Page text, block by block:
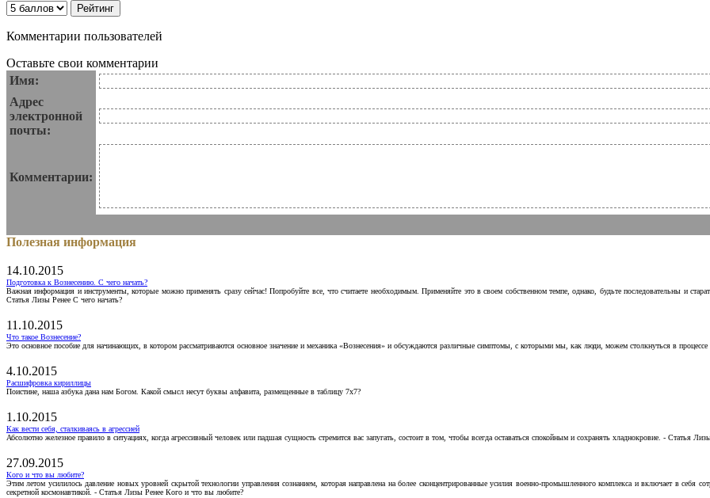
Комментарии пользователей
Оставьте свои комментарии
Имя:
Адрес
электронной
почты:
Комментарии:
Полезная информация
14.10.2015
Подготовка к Вознесению. С чего начать?
Важная информация и инструменты, которые можно применять сразу сейчас! Попробуйте все, что считаете необходимым. Применяйте это в своем собственном темпе, однако, будьте последовательны и
Статья Лизы Ренее С чего начать?
11.10.2015
Что такое Вознесение?
Это основное пособие для начинающих, в котором рассматриваются основное значение и механика «Вознесения» и обсуждаются различные симптомы, с которыми мы, как люди, можем столкнуться в
4.10.2015
Расшифровка кириллицы
Поистине, наша азбука дана нам Богом. Какой смысл несут буквы алфавита, размещенные в таблицу 7х7?
1.10.2015
Как вести себя, сталкиваясь в агрессией
Абсолютно железное правило в ситуациях, когда агрессивный человек или падшая сущность стремится вас запугать, состоит в том, чтобы всегда оставаться спокойным и сохранять хладнокровие. - Статья
27.09.2015
Кого и что вы любите?
Этим летом усилилось давление новых уровней скрытой технологии управления сознанием, которая направлена на более сконцентрированные усилия военно-промышленного комплекса и включает в себя
секретной космонавтикой. - Статья Лизы Ренее Кого и что вы любите?